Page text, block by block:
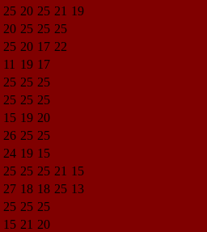
25 20 25 21 19
20 25 25 25
25 20 17 22
11 19 17
25 25 25
25 25 25
15 19 20
26 25 25
24 19 15
25 25 25 21 15
27 18 18 25 13
25 25 25
15 21 20